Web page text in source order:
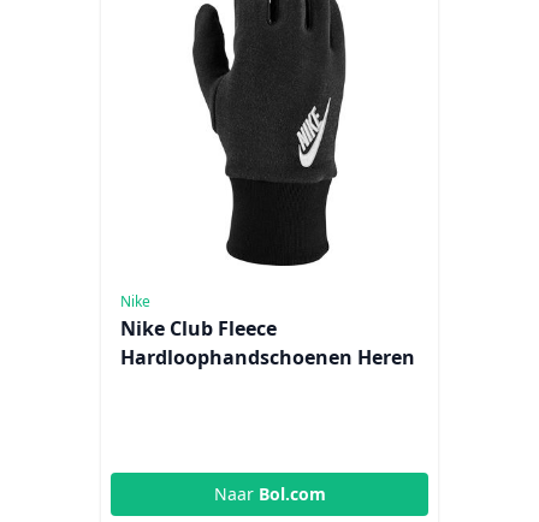
Nike
Nike Club Fleece
Hardloophandschoenen Heren
Naar Bol.com